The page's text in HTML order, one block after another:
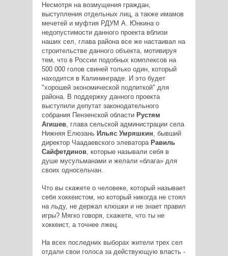
Несмотря на возмущения граждан,
выступления отдельных лиц, а также имамов
мечетей и муфтия РДУМ А. Юнкина о
недопустимости данного проекта вблизи
наших сел, глава района все же настаивал на
строительстве данного объекта, мотивируя
тем, что в России подобных комплексов на
500 000 голов свиней только один, который
находится в Калининграде. И это будет
"хорошей экономической подпиткой" для
района. В поддержку данного проекта
выступили депутат законодательного
собрания Пензенской области Рустям
Агишев, глава сельской администрации села
Нижняя Елюзань Ильяс Умряшкин , бывший
директор Чаадаевского элеватора Равиль
Сайфетдинов, которые называли себя в
душе мусульманами и желали «блага» для
своих односельчан.
Что вы скажете о человеке, который называет
себя хоккеистом, но который никогда не стоял
на льду, не держал клюшки и не знает правил
игры? Мягко говоря, скажете, что ты не
хоккеист, а точнее лжец.
На всех последних выборах жители трех сел
отдали свои голоса за действующую власть -